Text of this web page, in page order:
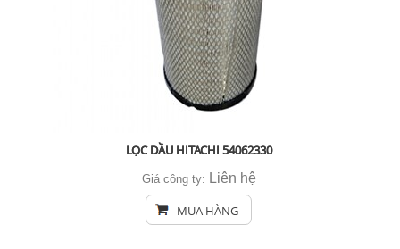
LỌC DẦU HITACHI 54062330
Giá công ty: Liên hệ
MUA HÀNG